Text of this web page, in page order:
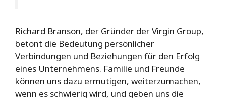
Richard Branson, der Gründer der Virgin Group,
betont die Bedeutung persönlicher
Verbindungen und Beziehungen für den Erfolg
eines Unternehmens. Familie und Freunde
können uns dazu ermutigen, weiterzumachen,
wenn es schwierig wird, und geben uns die